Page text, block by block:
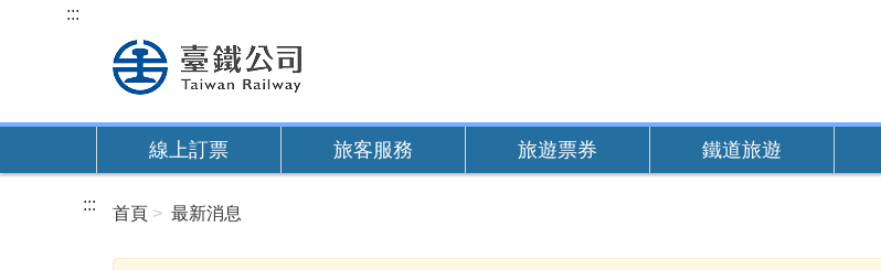
內
:::
線上訂票 旅客服務 旅遊票券 鐵道旅遊
::: 首頁 最新消息